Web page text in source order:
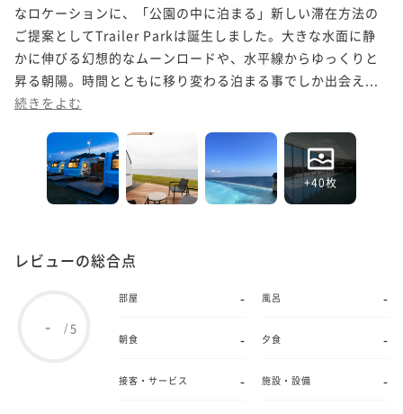
なロケーションに、「公園の中に泊まる」新しい滞在方法の
ご提案としてTrailer Parkは誕生しました。大きな水面に静
かに伸びる幻想的なムーンロードや、水平線からゆっくりと
昇る朝陽。時間とともに移り変わる泊まる事でしか出会え...
続きをよむ
+40枚
レビューの総合点
- /5
部屋 - 風呂 -
朝食 - 夕食 -
接客・サービス - 施設・設備 -